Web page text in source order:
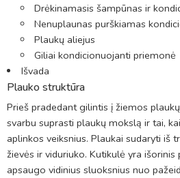
Drėkinamasis šampūnas ir
Nenuplaunas purškiamas
Plaukų aliejus
Giliai kondicionuojanti priemonė
Išvada
Plauko struktūra
Prieš pradedant gilintis į žiemos
svarbu suprasti plaukų mokslą ir tai,
aplinkos veiksnius. Plaukai sudaryti iš
žievės ir viduriuko. Kutikulė yra išorinis
apsaugo vidinius sluoksnius nuo